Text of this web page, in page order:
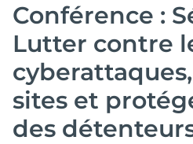
Conférence :
Lutter contre
sites et
des